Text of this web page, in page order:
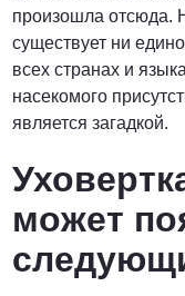
произошла отсюда.
существует ни
всех странах и
насекомого
является загадкой.
может